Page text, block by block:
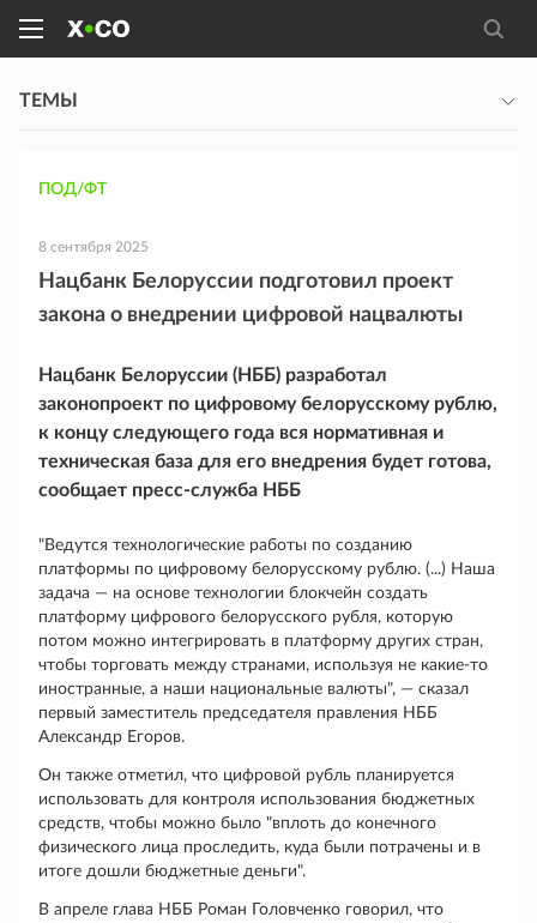
ТЕМЫ
ПОД/ФТ
8 сентября 2025
Нацбанк Белоруссии подготовил проект
закона о внедрении цифровой нацвалюты
Нацбанк Белоруссии (НББ) разработал
законопроект по цифровому белорусскому рублю,
к концу следующего года вся нормативная и
техническая база для его внедрения будет готова,
сообщает пресс-служба НББ
"Ведутся технологические работы по созданию
платформы по цифровому белорусскому рублю. (...) Наша
задача — на основе технологии блокчейн создать
платформу цифрового белорусского рубля, которую
потом можно интегрировать в платформу других стран,
чтобы торговать между странами, используя не какие-то
иностранные, а наши национальные валюты", — сказал
первый заместитель председателя правления НББ
Александр Егоров.
Он также отметил, что цифровой рубль планируется
использовать для контроля использования бюджетных
средств, чтобы можно было "вплоть до конечного
физического лица проследить, куда были потрачены и в
итоге дошли бюджетные деньги".
В апреле глава НББ Роман Головченко говорил, что